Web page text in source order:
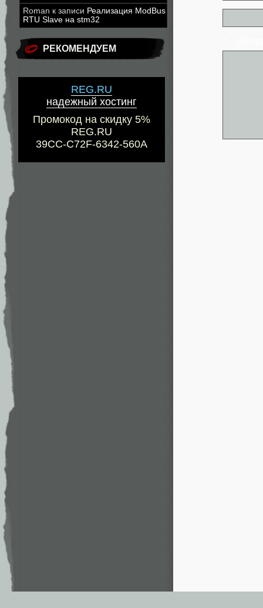
Roman к записи Реализация ModBus
RTU Slave на stm32
РЕКОМЕНДУЕМ
REG.RU
надежный хостинг
Промокод на скидку 5%
REG.RU
39CC-C72F-6342-560A